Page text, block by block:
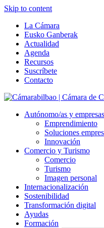
Skip to content
La Cámara
Eusko Ganberak
Actualidad
Agenda
Recursos
Suscríbete
Contacto
Autónomo/as y empresas
Emprendimiento
Soluciones
Innovación
Comercio y Turismo
Comercio
Turismo
Imagen personal
Internacionalización
Sostenibilidad
Transformación digital
Ayudas
Formación